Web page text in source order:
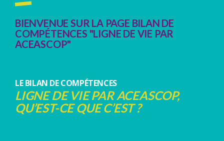
BIENVENUE SUR LA PAGE BILAN DE
COMPÉTENCES "LIGNE DE VIE PAR
ACEASCOP"
LE BILAN DE COMPÉTENCES
LIGNE DE VIE PAR ACEASCOP,
QU’EST-CE QUE C’EST ?